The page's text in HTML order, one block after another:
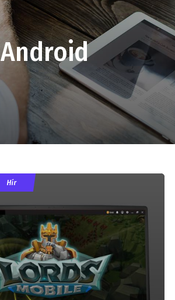
Android
Hír